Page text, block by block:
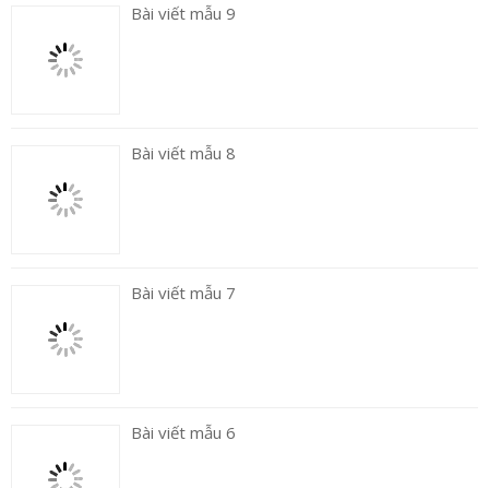
Bài viết mẫu 9
Bài viết mẫu 8
Bài viết mẫu 7
Bài viết mẫu 6